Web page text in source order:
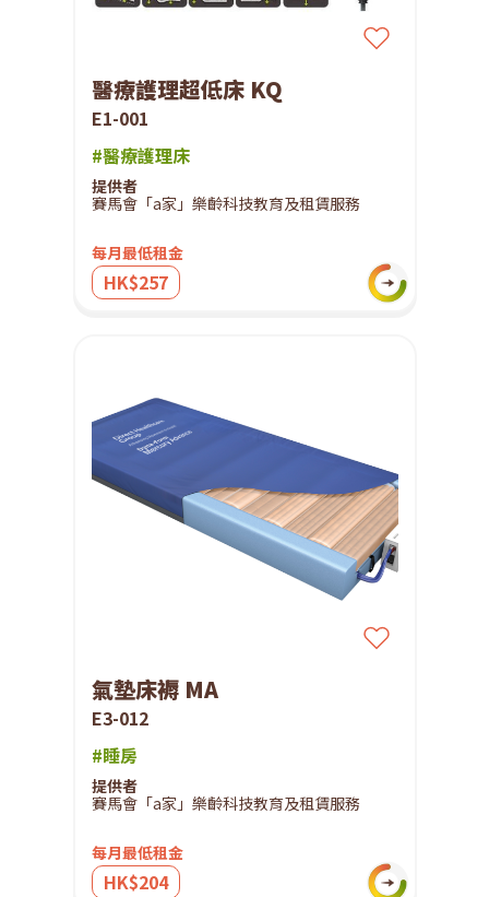
醫療護理超低床 KQ
E1-001
#醫療護理床
提供者
賽馬會「a家」樂齡科技教育及租賃服務
每月最低租金
HK$257
氣墊床褥 MA
E3-012
#睡房
提供者
賽馬會「a家」樂齡科技教育及租賃服務
每月最低租金
HK$204